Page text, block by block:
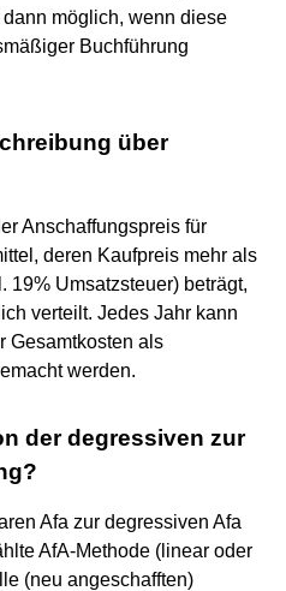
möglich, wenn diese
Buchführung
über
Anschaffungspreis für
deren Kaufpreis mehr als
19% Umsatzsteuer) beträgt,
verteilt. Jedes Jahr kann
Gesamtkosten als
werden.
der degressiven zur
Afa zur degressiven Afa
AfA-Methode (linear oder
(neu angeschafften)